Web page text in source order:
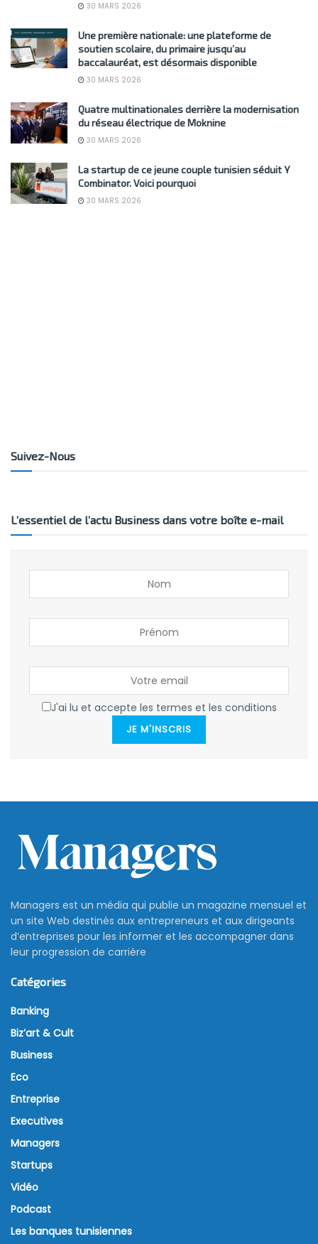
30 MARS 2026
Une première nationale: une plateforme de
soutien scolaire, du primaire jusqu’au
baccalauréat, est désormais disponible
30 MARS 2026
Quatre multinationales derrière la modernisation
du réseau électrique de Moknine
30 MARS 2026
La startup de ce jeune couple tunisien séduit Y
Combinator. Voici pourquoi
30 MARS 2026
Suivez-Nous
L’essentiel de l’actu Business dans votre boîte e-mail
J'ai lu et accepte les termes et les conditions
JE M'INSCRIS
Managers est un média qui publie un magazine mensuel et
un site Web destinés aux entrepreneurs et aux dirigeants
d’entreprises pour les informer et les accompagner dans
leur progression de carrière
Catégories
Banking
Biz’art & Cult
Business
Eco
Entreprise
Executives
Managers
Startups
Vidéo
Podcast
Les banques tunisiennes